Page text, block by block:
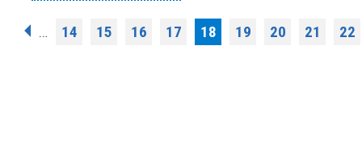
προμήθεια ψυγείου-
Σελίδες
… 14 15 16 17 18 19 20 21 22